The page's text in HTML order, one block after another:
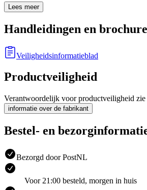
Lees meer
Handleidingen en
Veiligheidsinformatieblad
Productveiligheid
Verantwoordelijk voor productveiligheid zie
informatie over de fabrikant
Bestel- en
Bezorgd door PostNL
Voor 21:00 besteld, morgen in huis